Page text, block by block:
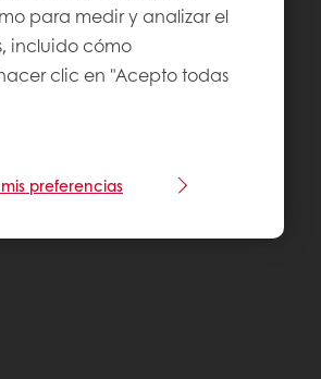
para medir y analizar el
incluido cómo
clic en "Acepto todas
preferencias